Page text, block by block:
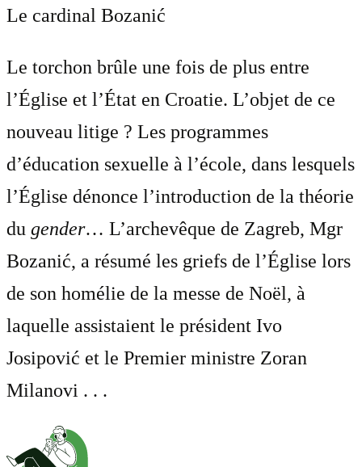
Le cardinal Bozanić
Le torchon brûle une fois de plus entre
l’Église et l’État en Croatie. L’objet de ce
nouveau litige ? Les programmes
d’éducation sexuelle à l’école, dans lesquels
l’Église dénonce l’introduction de la théorie
du gender… L’archevêque de Zagreb, Mgr
Bozanić, a résumé les griefs de l’Église lors
de son homélie de la messe de Noël, à
laquelle assistaient le président Ivo
Josipović et le Premier ministre Zoran
Milanovi . . .